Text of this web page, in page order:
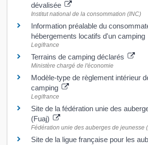
dévalisée
Institut national de la consommation (INC)
Information préalable du
hébergements locatifs d'un camping
Legifrance
Terrains de camping déclarés
Ministère chargé de l'économie
Modèle-type de règlement intérieur
camping
Legifrance
Site de la fédération unie des
(Fuaj)
Fédération unie des auberges de jeunesse
Site de la ligue française pour les